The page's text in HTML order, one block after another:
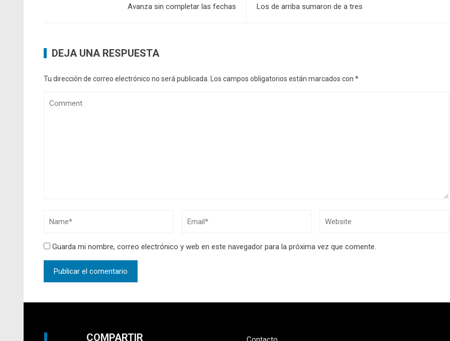
Avanza sin completar las fechas
Los de arriba sumaron de a tres
DEJA UNA RESPUESTA
Tu dirección de correo electrónico no será publicada. Los campos obligatorios están marcados con *
Guarda mi nombre, correo electrónico y web en este navegador para la próxima vez que comente.
COMPARTIR